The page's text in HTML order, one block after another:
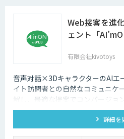
Web接客を進
ェント「
有限会社kivotoys
音声対話×3DキャラクターのAIエ
イト訪問者との自然なコミュニケ
解し、最適な提案でコンバージョ
ットを超えた最強のデジタル営業
詳細を